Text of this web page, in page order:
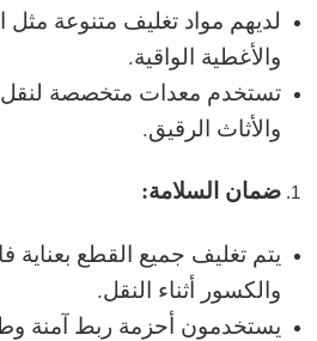
لديهم مواد تغليف متنوعة مثل
والأغطية الواقية.
تستخدم معدات متخصصة لنقل
والأثاث الرقيق.
ضمان السلامة:
يتم تغليف جميع القطع بعناية
والكسور أثناء النقل.
يستخدمون أحزمة ربط آمنة